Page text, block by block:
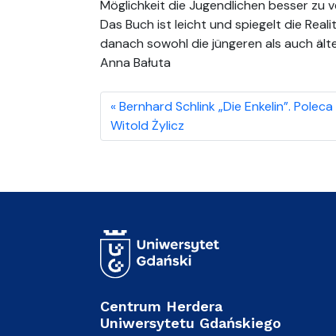
Möglichkeit die Jugendlichen besser zu
Das Buch ist leicht und spiegelt die
danach sowohl die jüngeren als auch
Anna Bałuta
Bernhard Schlink „Die Enkelin”. Poleca
Witold Żylicz
Centrum Herdera
Uniwersytetu Gdańskiego